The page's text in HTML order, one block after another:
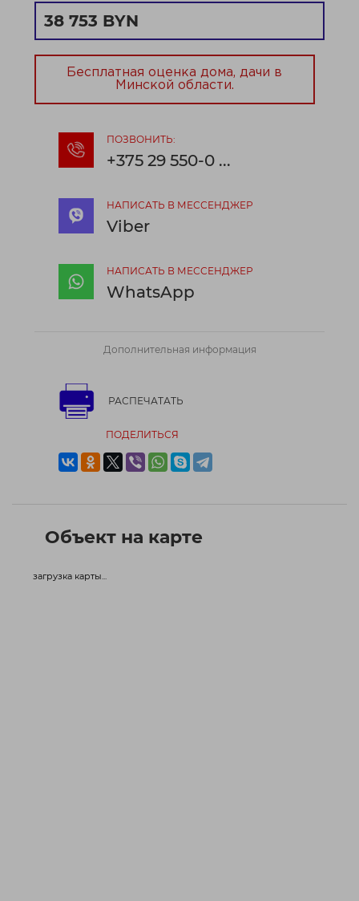
38 753 BYN
Бесплатная оценка дома, дачи в
Минской области.
ПОЗВОНИТЬ:
+375 29 550-0 ...
НАПИСАТЬ В МЕССЕНДЖЕР
Viber
НАПИСАТЬ В МЕССЕНДЖЕР
WhatsApp
Дополнительная информация
РАСПЕЧАТАТЬ
ПОДЕЛИТЬСЯ
Объект на карте
загрузка карты...